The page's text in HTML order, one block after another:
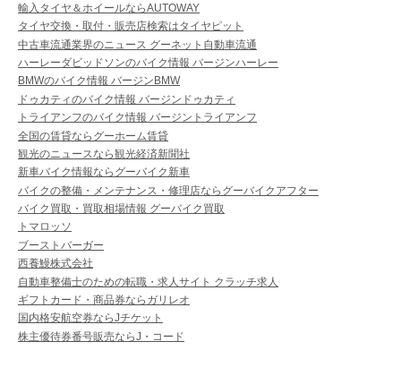
輸入タイヤ＆ホイールならAUTOWAY
タイヤ交換・取付・販売店検索はタイヤピット
中古車流通業界のニュース グーネット自動車流通
ハーレーダビッドソンのバイク情報 バージンハーレー
BMWのバイク情報 バージンBMW
ドゥカティのバイク情報 バージンドゥカティ
トライアンフのバイク情報 バージントライアンフ
全国の賃貸ならグーホーム賃貸
観光のニュースなら観光経済新聞社
新車バイク情報ならグーバイク新車
バイクの整備・メンテナンス・修理店ならグーバイクアフター
バイク買取・買取相場情報 グーバイク買取
トマロッソ
ブーストバーガー
西養鰻株式会社
自動車整備士のための転職・求人サイト クラッチ求人
ギフトカード・商品券ならガリレオ
国内格安航空券ならJチケット
株主優待券番号販売ならJ・コード